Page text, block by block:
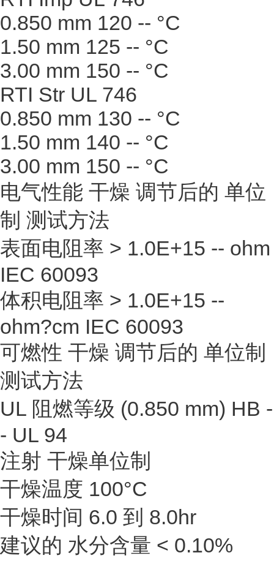
0.850 mm 120 -- °C
1.50 mm 125 -- °C
3.00 mm 150 -- °C
RTI Str UL 746
0.850 mm 130 -- °C
1.50 mm 140 -- °C
3.00 mm 150 -- °C
电气性能 干燥 调节后的 单位
制 测试方法
表面电阻率 > 1.0E+15 -- ohm
IEC 60093
体积电阻率 > 1.0E+15 --
ohm?cm IEC 60093
可燃性 干燥 调节后的 单位制
测试方法
UL 阻燃等级 (0.850 mm) HB -
- UL 94
注射 干燥单位制
干燥温度 100°C
干燥时间 6.0 到 8.0hr
建议的 水分含量 < 0.10%